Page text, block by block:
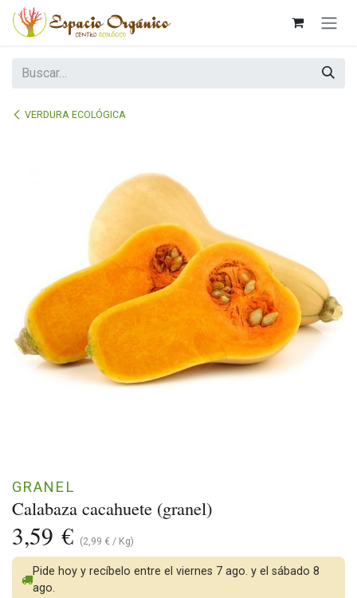
Ir al contenido
VERDURA ECOLÓGICA
Calabaza cacahuete (granel)
GRANEL
3,59 € (2,99 € / Kg)
Pide hoy y recíbelo entre el viernes 7 ago. y el sábado 8
ago.